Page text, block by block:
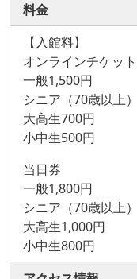
料金
【入館料】
オンラインチケット
一般1,500円
シニア（70歳以上
大高生700円
小中生500円
当日券
一般1,800円
シニア（70歳以上
大高生1,000円
小中生800円